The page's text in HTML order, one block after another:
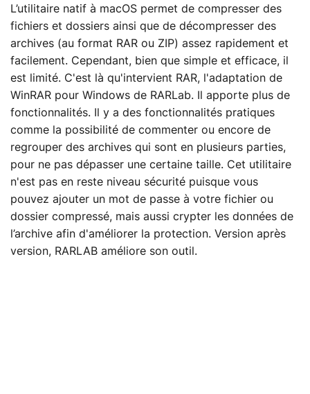
L’utilitaire natif à macOS permet de compresser des
fichiers et dossiers ainsi que de décompresser des
archives (au format RAR ou ZIP) assez rapidement et
facilement. Cependant, bien que simple et efficace, il
est limité. C'est là qu'intervient RAR, l'adaptation de
WinRAR pour Windows de RARLab. Il apporte plus de
fonctionnalités. Il y a des fonctionnalités pratiques
comme la possibilité de commenter ou encore de
regrouper des archives qui sont en plusieurs parties,
pour ne pas dépasser une certaine taille. Cet utilitaire
n'est pas en reste niveau sécurité puisque vous
pouvez ajouter un mot de passe à votre fichier ou
dossier compressé, mais aussi crypter les données de
l’archive afin d'améliorer la protection. Version après
version, RARLAB améliore son outil.